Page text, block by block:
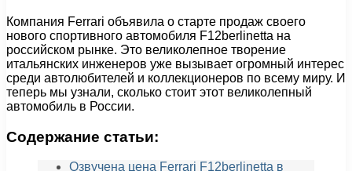
Компания Ferrari объявила о старте продаж своего
нового спортивного автомобиля F12berlinetta на
российском рынке. Это великолепное творение
итальянских инженеров уже вызывает огромный интерес
среди автолюбителей и коллекционеров по всему миру. И
теперь мы узнали, сколько стоит этот великолепный
автомобиль в России.
Содержание статьи:
Озвучена цена Ferrari F12berlinetta в